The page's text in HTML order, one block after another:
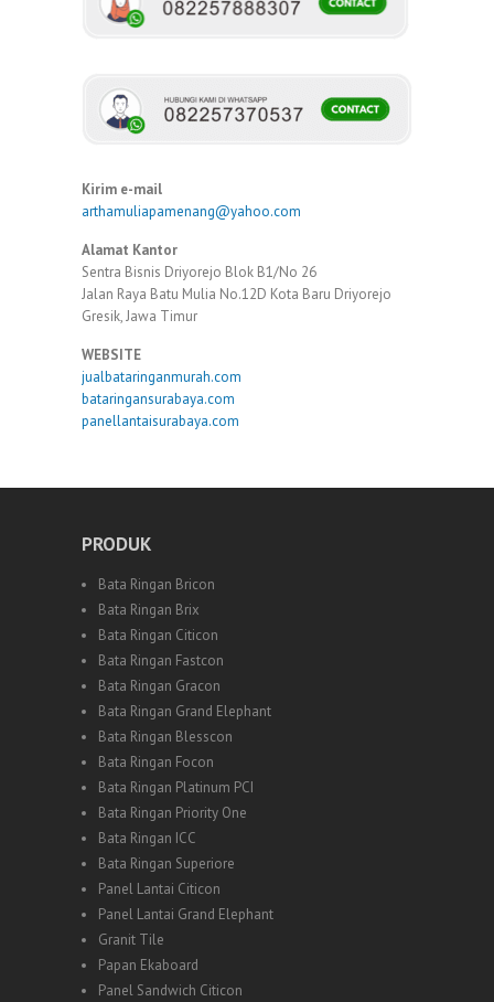
Kirim e-mail
arthamuliapamenang@yahoo.com
Alamat Kantor
Sentra Bisnis Driyorejo Blok B1/No 26
Jalan Raya Batu Mulia No.12D Kota Baru Driyorejo
Gresik, Jawa Timur
WEBSITE
jualbataringanmurah.com
bataringansurabaya.com
panellantaisurabaya.com
PRODUK
Bata Ringan Bricon
Bata Ringan Brix
Bata Ringan Citicon
Bata Ringan Fastcon
Bata Ringan Gracon
Bata Ringan Grand Elephant
Bata Ringan Blesscon
Bata Ringan Focon
Bata Ringan Platinum PCI
Bata Ringan Priority One
Bata Ringan ICC
Bata Ringan Superiore
Panel Lantai Citicon
Panel Lantai Grand Elephant
Granit Tile
Papan Ekaboard
Panel Sandwich Citicon